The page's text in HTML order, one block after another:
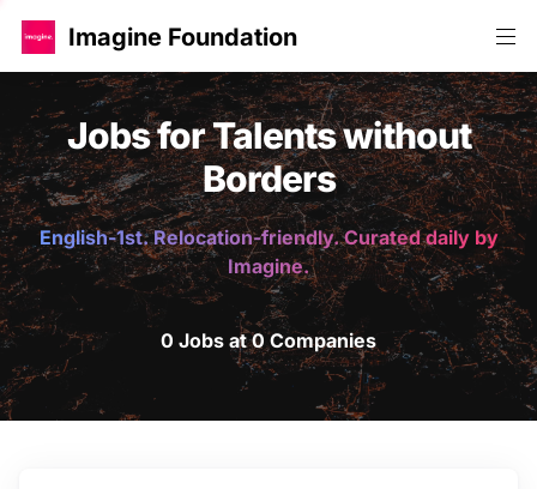
Imagine Foundation
Jobs for Talents without
Borders
English-1st. Relocation-friendly. Curated daily by
Imagine.
0 Jobs at 0 Companies